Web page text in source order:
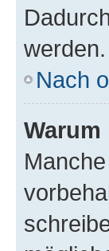
werden.
Nach